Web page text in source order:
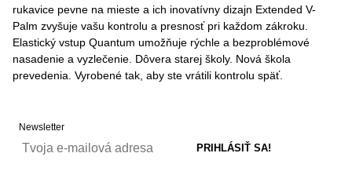
rukavice pevne na mieste a ich inovatívny dizajn Extended V-
Palm zvyšuje vašu kontrolu a presnosť pri každom zákroku.
Elastický vstup Quantum umožňuje rýchle a bezproblémové
nasadenie a vyzlečenie. Dôvera starej školy. Nová škola
prevedenia. Vyrobené tak, aby ste vrátili kontrolu späť.
Newsletter